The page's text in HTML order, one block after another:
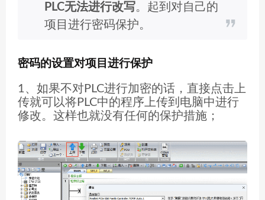
PLC无法进行改写。起到对自己的
项目进行密码保护。
密码的设置对项目进行保护
1、如果不对PLC进行加密的话，直接点击上
传就可以将PLC中的程序上传到电脑中进行
修改。这样也就没有任何的保护措施；